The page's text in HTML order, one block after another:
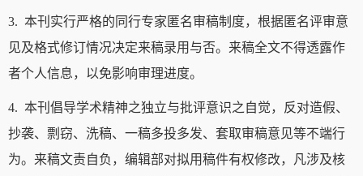
3. 本刊实行严格的同行专家匿名审稿制度，根据匿名评审意
见及格式修订情况决定来稿录用与否。来稿全文不得透露作
者个人信息，以免影响审理进度。
4. 本刊倡导学术精神之独立与批评意识之自觉，反对造假、
抄袭、剽窃、洗稿、一稿多投多发、套取审稿意见等不端行
为。来稿文责自负，编辑部对拟用稿件有权修改，凡涉及核